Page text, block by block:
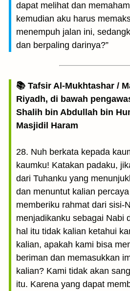
dapat melihat dan
kemudian aku harus
menempuh jalan ini,
dan berpaling darinya?”
📚 Tafsir Al-Mukhtashar /
Riyadh, di bawah
Shalih bin Abdullah bin
Masjidil Haram
28. Nuh berkata kepada
kaumku! Katakan padaku,
dari Tuhanku yang
dan menuntut kalian
memberiku rahmat dari sisi-
menjadikanku sebagai Nabi
hal itu tidak kalian ketahui
kalian, apakah kami bisa
beriman dan memasukkan
kalian? Kami tidak akan
itu. Karena yang dapat